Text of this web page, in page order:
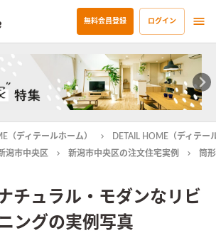
無料会員登録 ログイン
（ディテールホーム）
DETAIL HOME（ディテ
潟市中央区 新潟市中央区の注文住宅実例 筒
チュラル・モダンなリビ
ングの実例写真